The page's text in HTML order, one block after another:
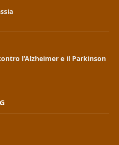
l’Alzheimer e il Parkinson